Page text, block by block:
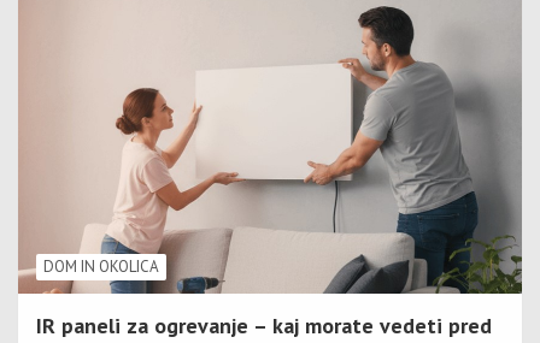
DOM IN OKOLICA
IR paneli za ogrevanje – kaj morate vedeti pred